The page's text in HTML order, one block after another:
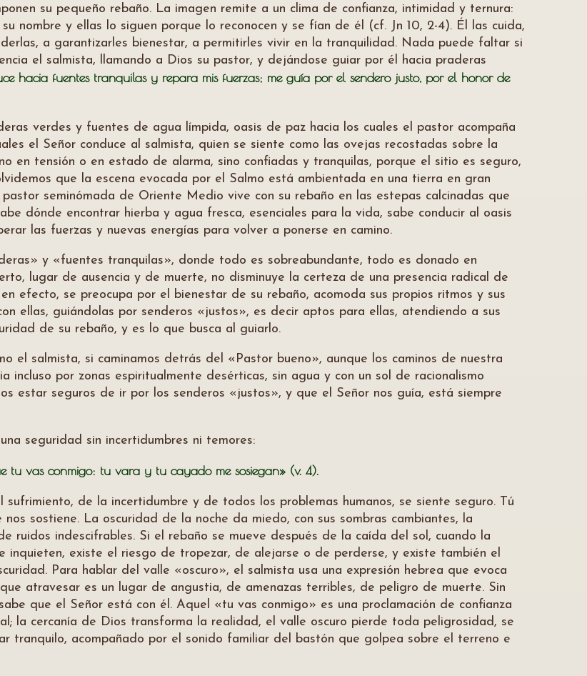
su pequeño rebaño. La imagen remite a un clima de confianza, intimidad y ternura:
nombre y ellas lo siguen porque lo reconocen y se fían de él (cf. Jn 10, 2-4). Él las cuida,
a garantizarles bienestar, a permitirles vivir en la tranquilidad. Nada puede faltar si
el salmista, llamando a Dios su pastor, y dejándose guiar por él hacia praderas
hacia fuentes tranquilas y repara mis fuerzas; me guía por el sendero justo, por el honor de
verdes y fuentes de agua límpida, oasis de paz hacia los cuales el pastor acompaña
el Señor conduce al salmista, quien se siente como las ovejas recostadas sobre la
en tensión o en estado de alarma, sino confiadas y tranquilas, porque el sitio es seguro,
que la escena evocada por el Salmo está ambientada en una tierra en gran
seminómada de Oriente Medio vive con su rebaño en las estepas calcinadas que
dónde encontrar hierba y agua fresca, esenciales para la vida, sabe conducir al oasis
las fuerzas y nuevas energías para volver a ponerse en camino.
y «fuentes tranquilas», donde todo es sobreabundante, todo es donado en
lugar de ausencia y de muerte, no disminuye la certeza de una presencia radical de
efecto, se preocupa por el bienestar de su rebaño, acomoda sus propios ritmos y sus
ellas, guiándolas por senderos «justos», es decir aptos para ellas, atendiendo a sus
de su rebaño, y es lo que busca al guiarlo.
el salmista, si caminamos detrás del «Pastor bueno», aunque los caminos de nuestra
incluso por zonas espiritualmente desérticas, sin agua y con un sol de racionalismo
estar seguros de ir por los senderos «justos», y que el Señor nos guía, está siempre
seguridad sin incertidumbres ni temores:
tu vas conmigo: tu vara y tu cayado me sosiegan» (v. 4).
sufrimiento, de la incertidumbre y de todos los problemas humanos, se siente seguro. Tú
sostiene. La oscuridad de la noche da miedo, con sus sombras cambiantes, la
ruidos indescifrables. Si el rebaño se mueve después de la caída del sol, cuando la
inquieten, existe el riesgo de tropezar, de alejarse o de perderse, y existe también el
Para hablar del valle «oscuro», el salmista usa una expresión hebrea que evoca
atravesar es un lugar de angustia, de amenazas terribles, de peligro de muerte. Sin
que el Señor está con él. Aquel «tu vas conmigo» es una proclamación de confianza
la cercanía de Dios transforma la realidad, el valle oscuro pierde toda peligrosidad, se
tranquilo, acompañado por el sonido familiar del bastón que golpea sobre el terreno e